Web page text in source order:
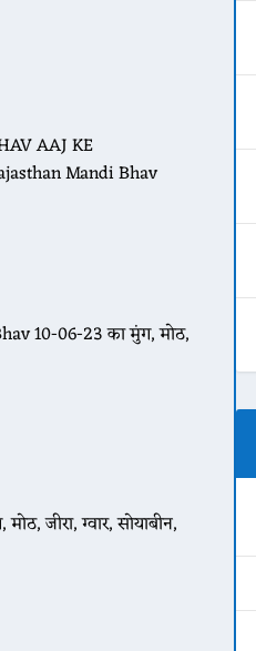
AAJ KE
Mandi Bhav
10-06-23 का मुंग, मोठ,
जीरा, ग्वार, सोयाबीन,